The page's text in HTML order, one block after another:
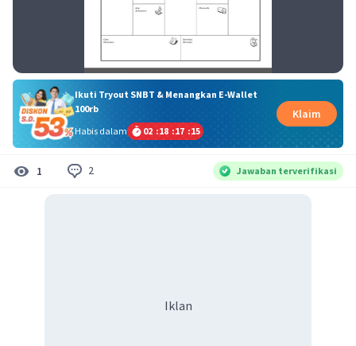
Ikuti Tryout SNBT & Menangkan E-Wallet
100rb
Habis dalam
02 :18 :17 :14
Klaim
1 2 Jawaban terverifikasi
Iklan